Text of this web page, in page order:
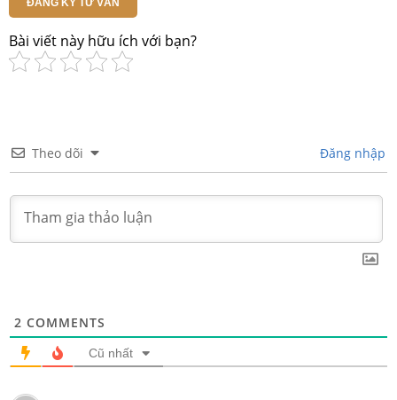
Bài viết này hữu ích với bạn?
Theo dõi Đăng nhập
2 COMMENTS
Cũ nhất